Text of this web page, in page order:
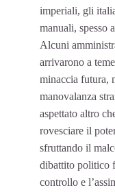
imperiali, gli
manuali, spesso
Alcuni
arrivarono a
minaccia futura,
manovalanza
aspettato altro
rovesciare il
sfruttando il
dibattito politico
controllo e